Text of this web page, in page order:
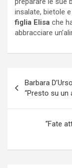
insalate, bietole
figlia Elisa che
abbracciare
articoli
Barbara
“Presto su un
“Fate